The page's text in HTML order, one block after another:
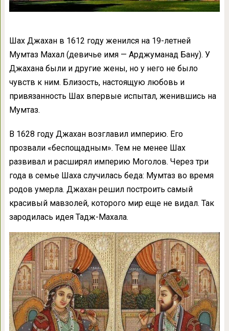
Шах Джахан в 1612 году женился на 19-летней
Мумтаз Махал (девичье имя — Арджуманад Бану). У
Джахана были и другие жены, но у него не было
чувств к ним. Близость, настоящую любовь и
привязанность Шах впервые испытал, женившись на
Мумтаз.
В 1628 году Джахан возглавил империю. Его
прозвали «беспощадным». Тем не менее Шах
развивал и расширял империю Моголов. Через три
года в семье Шаха случилась беда: Мумтаз во время
родов умерла. Джахан решил построить самый
красивый мавзолей, которого мир еще не видал. Так
зародилась идея Тадж-Махала.